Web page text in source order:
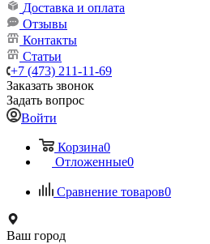
Доставка и оплата
Отзывы
Контакты
Статьи
+7 (473) 211-11-69
Заказать звонок
Задать вопрос
Войти
Корзина0
Отложенные0
Сравнение товаров0
Ваш город